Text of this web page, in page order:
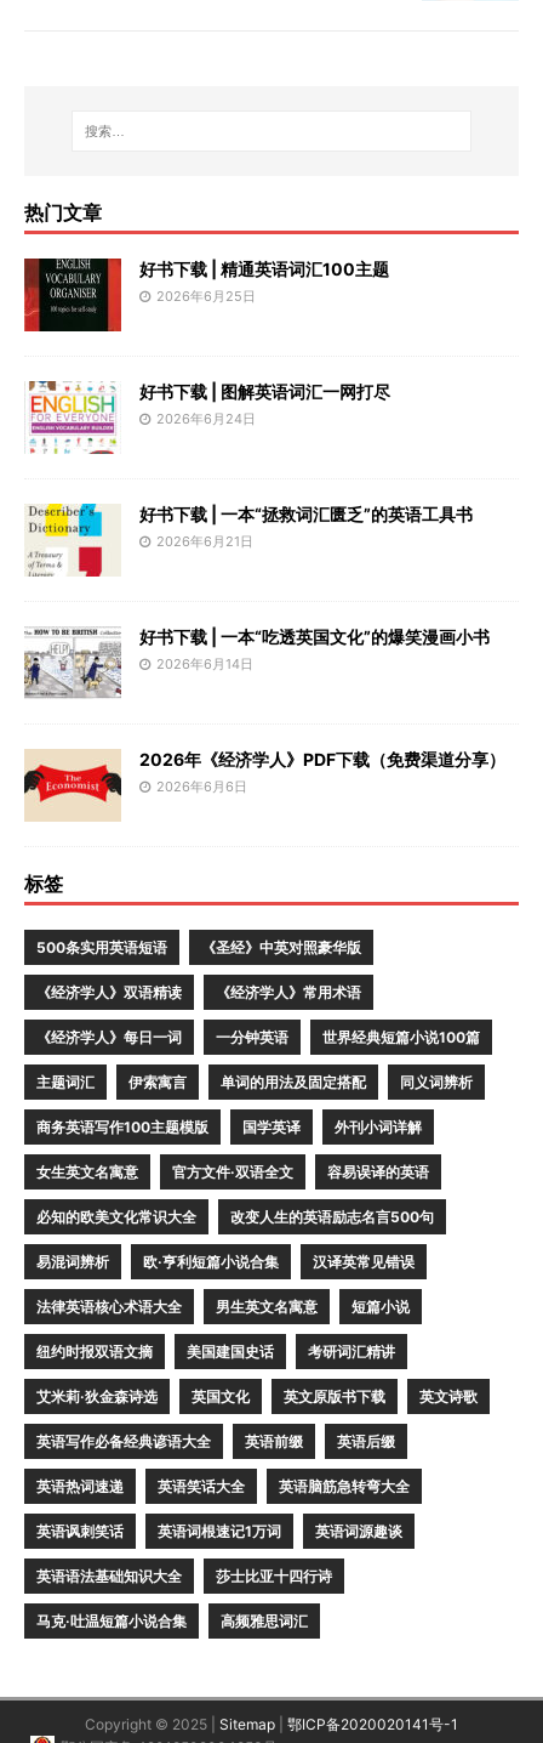
热门文章
好书下载 | 精通英语词汇100主题
2026年6月25日
好书下载 | 图解英语词汇一网打尽
2026年6月24日
好书下载 | 一本“拯救词汇匮乏”的英语工具书
2026年6月21日
好书下载 | 一本“吃透英国文化”的爆笑漫画小书
2026年6月14日
2026年《经济学人》PDF下载（免费渠道分享）
2026年6月6日
标签
500条实用英语短语 《圣经》中英对照豪华版
《经济学人》双语精读 《经济学人》常用术语
《经济学人》每日一词 一分钟英语 世界经典短篇小说100篇
主题词汇 伊索寓言 单词的用法及固定搭配 同义词辨析
商务英语写作100主题模版 国学英译 外刊小词详解
女生英文名寓意 官方文件·双语全文 容易误译的英语
必知的欧美文化常识大全 改变人生的英语励志名言500句
易混词辨析 欧·亨利短篇小说合集 汉译英常见错误
法律英语核心术语大全 男生英文名寓意 短篇小说
纽约时报双语文摘 美国建国史话 考研词汇精讲
艾米莉·狄金森诗选 英国文化 英文原版书下载 英文诗歌
英语写作必备经典谚语大全 英语前缀 英语后缀
英语热词速递 英语笑话大全 英语脑筋急转弯大全
英语讽刺笑话 英语词根速记1万词 英语词源趣谈
英语语法基础知识大全 莎士比亚十四行诗
马克·吐温短篇小说合集 高频雅思词汇
Copyright © 2025 | Sitemap
鄂ICP备2020020141号-1